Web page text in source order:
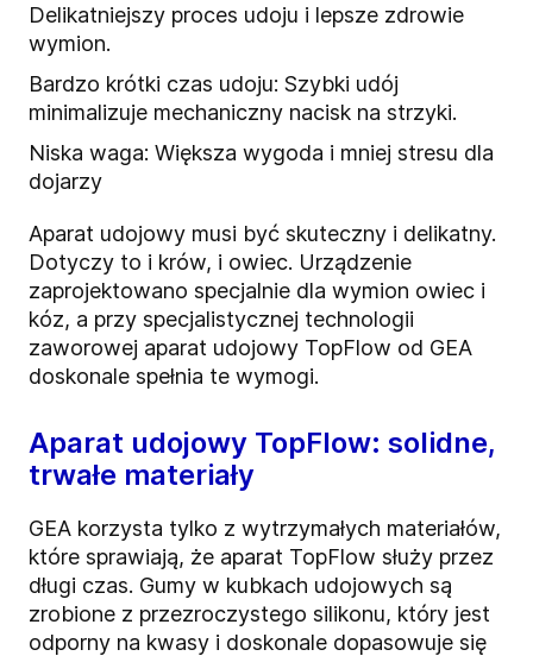
Delikatniejszy proces udoju i lepsze zdrowie
wymion.
Bardzo krótki czas udoju: Szybki udój
minimalizuje mechaniczny nacisk na strzyki.
Niska waga: Większa wygoda i mniej stresu dla
dojarzy
Aparat udojowy musi być skuteczny i delikatny.
Dotyczy to i krów, i owiec. Urządzenie
zaprojektowano specjalnie dla wymion owiec i
kóz, a przy specjalistycznej technologii
zaworowej aparat udojowy TopFlow od GEA
doskonale spełnia te wymogi.
Aparat udojowy TopFlow: solidne,
trwałe materiały
GEA korzysta tylko z wytrzymałych materiałów,
które sprawiają, że aparat TopFlow służy przez
długi czas. Gumy w kubkach udojowych są
zrobione z przezroczystego silikonu, który jest
odporny na kwasy i doskonale dopasowuje się